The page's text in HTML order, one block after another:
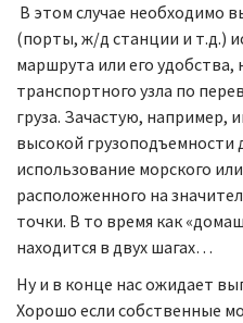
В этом случае необходимо
(порты, ж/д станции и т.д.)
маршрута или его удобства,
транспортного узла по
груза. Зачастую, например,
высокой грузоподъемности
использование морского
расположенного на
точки. В то время как
находится в двух шагах…
Ну и в конце нас ожидает
Хорошо если собственные